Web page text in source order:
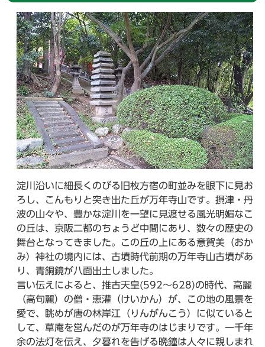
淀川沿いに細長くのびる旧枚方宿の町並みを眼下に見お
ろし、こんもりと突き出た丘が万年寺山です。摂津・丹
波の山々や、豊かな淀川を一望に見渡せる風光明媚なこ
の丘は、京阪二都のちょうど中間にあり、数々の歴史の
舞台となってきました。この丘の上にある意賀美（おか
み）神社の境内には、古墳時代前期の万年寺山古墳があ
り、青銅鏡が八面出土しました。
言い伝えによると、推古天皇(592～628)の時代、高麗
（高句麗）の僧・恵灌（けいかん）が、この地の風景を
愛で、眺めが唐の林岸江（りんがんこう）に似ていると
して、草庵を営んだのが万年寺のはじまりです。一千年
余の法灯を伝え、夕暮れを告げる晩鐘は人々に親しまれ